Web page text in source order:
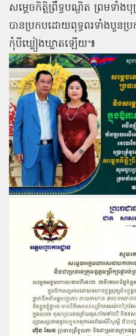
សម្ដេចកិត្តិព្រឹទ្ធបណ្ឌិត ព្រមទ
បានប្រកបដោយពុទ្ធពរទាំងបួនប្
កុំបីឃ្លៀងឃ្លាតឡើយ៕